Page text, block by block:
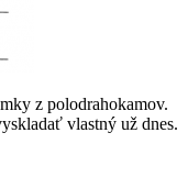
z polodrahokamov.
vlastný už dnes.